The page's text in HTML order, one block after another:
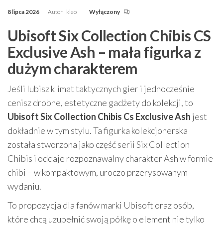
8 lipca 2026 Autor kleo Wyłączony
Ubisoft Six Collection Chibis CS
Exclusive Ash – mała figurka z
dużym charakterem
Jeśli lubisz klimat taktycznych gier i jednocześnie
cenisz drobne, estetyczne gadżety do kolekcji, to
Ubisoft Six Collection Chibis Cs Exclusive Ash jest
dokładnie w tym stylu. Ta figurka kolekcjonerska
została stworzona jako część serii Six Collection
Chibis i oddaje rozpoznawalny charakter Ash w formie
chibi – w kompaktowym, uroczo przerysowanym
wydaniu.
To propozycja dla fanów marki Ubisoft oraz osób,
które chcą uzupełnić swoją półkę o element nie tylko